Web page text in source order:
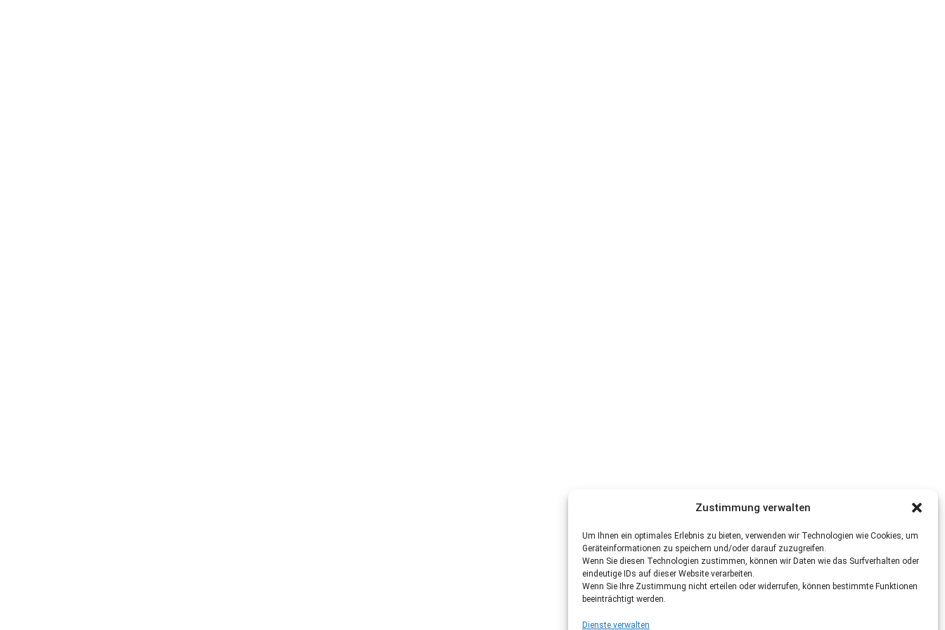
Zustimmung verwalten
Um Ihnen ein optimales Erlebnis zu bieten, verwenden wir Technologien wie Cookies, um
Geräteinformationen zu speichern und/oder darauf zuzugreifen.
Wenn Sie diesen Technologien zustimmen, können wir Daten wie das Surfverhalten oder
eindeutige IDs auf dieser Website verarbeiten.
Wenn Sie Ihre Zustimmung nicht erteilen oder widerrufen, können bestimmte Funktionen
beeinträchtigt werden.
Dienste verwalten